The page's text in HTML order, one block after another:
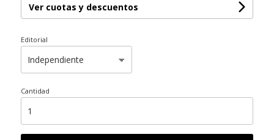
Ver cuotas y descuentos
Editorial
Cantidad